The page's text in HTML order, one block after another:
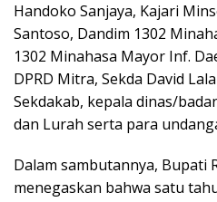
Handoko Sanjaya, Kajari
Santoso, Dandim 1302
1302 Minahasa Mayor Inf.
DPRD Mitra, Sekda David
Sekdakab, kepala dinas/
dan Lurah serta para
Dalam sambutannya, Bupati
menegaskan bahwa satu